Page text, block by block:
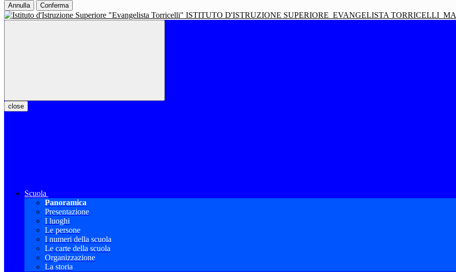
Annulla Conferma
ISTITUTO D'ISTRUZIONE SUPERIORE EVANGELISTA TORRICELLI
close
Scuola
Panoramica
Presentazione
I luoghi
Le persone
I numeri della scuola
Le carte della scuola
Organizzazione
La storia